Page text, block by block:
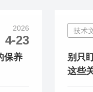
准备‌：
般为去
粉体
及损
的粉末
2026
4-23
保养
技术
别只
这些